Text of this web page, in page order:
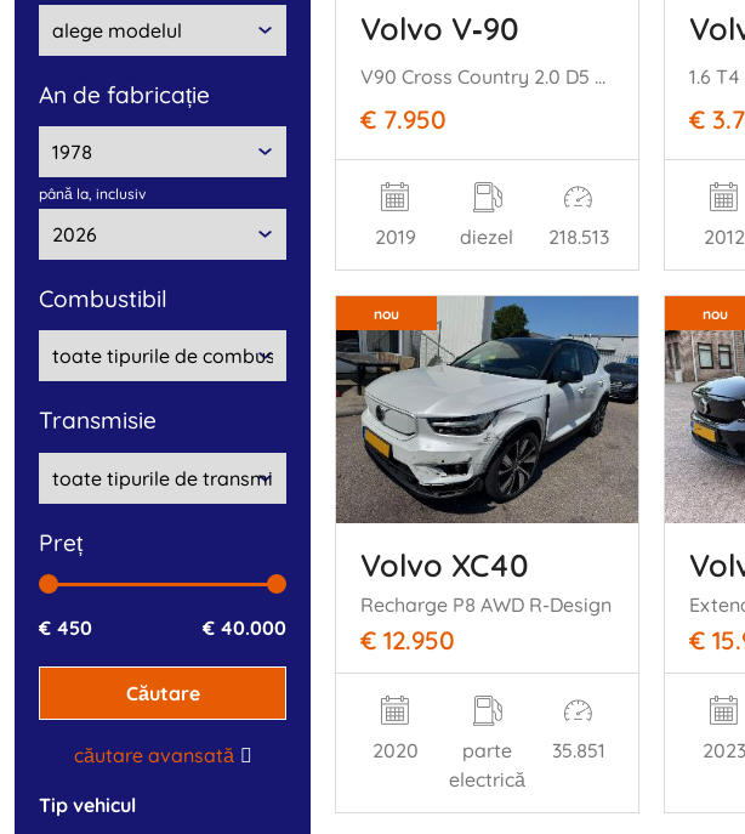
an de fabricație
până la, inclusiv
combustibil
transmisie
preț
€ 450 € 40.000
Căutare
căutare avansată
tip vehicul
Volvo V‑90
V90 Cross Country 2.0 D5 AWD PRO
€ 7.950
2019 diezel 218.513
1.6
€
2012
nou
Volvo XC40
Recharge P8 AWD R-Design
€ 12.950
2020
parte
electrică
35.851
nou
€
2023